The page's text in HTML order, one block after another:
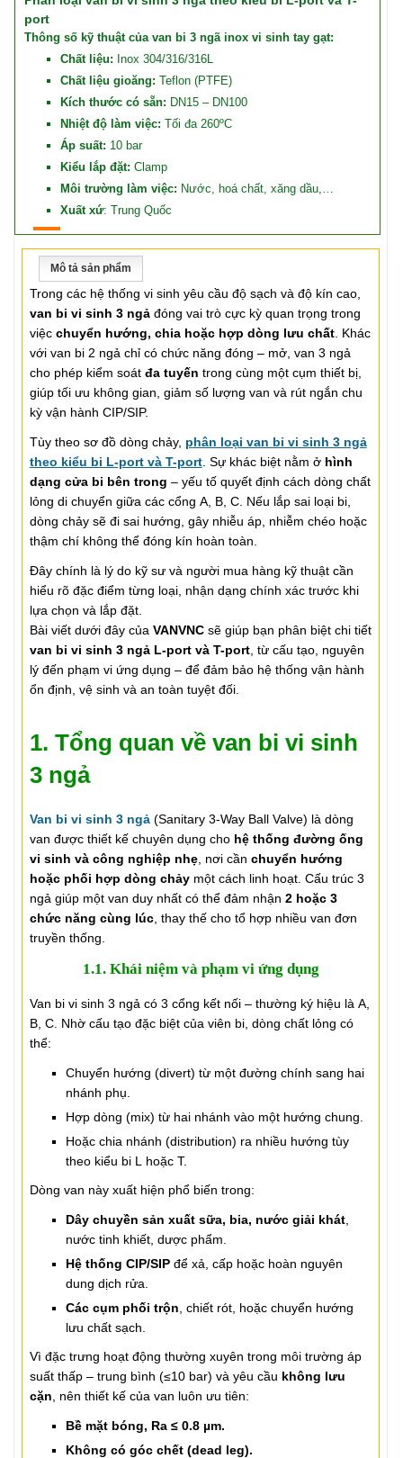
port
Thông số kỹ thuật của van bi 3 ngã inox vi sinh tay gạt:
Chất liệu: Inox 304/316/316L
Chất liệu gioăng: Teflon (PTFE)
Kích thước có sẵn: DN15 – DN100
Nhiệt độ làm việc: Tối đa 260ºC
Áp suất: 10 bar
Kiểu lắp đặt: Clamp
Môi trường làm việc: Nước, hoá chất, xăng dầu,…
Xuất xứ: Trung Quốc
Mô tả sản phẩm
Trong các hệ thống vi sinh yêu cầu độ sạch và độ kín cao,
van bi vi sinh 3 ngảđóng vai trò cực kỳ quan trọng trong
việc chuyển hướng, chia hoặc hợp dòng lưu chất. Khác
với van bi 2 ngả chỉ có chức năng đóng – mở, van 3 ngả
cho phép kiểm soát đa tuyến trong cùng một cụm thiết bị,
giúp tối ưu không gian, giảm số lượng van và rút ngắn chu
kỳ vận hành CIP/SIP.
Tùy theo sơ đồ dòng chảy, phân loại van bi vi sinh 3 ngả
theo kiểu bi L-port và T-port. Sự khác biệt nằm ở hình
dạng cửa bi bên trong – yếu tố quyết định cách dòng chất
lỏng di chuyển giữa các cổng A, B, C. Nếu lắp sai loại bi,
dòng chảy sẽ đi sai hướng, gây nhiễu áp, nhiễm chéo hoặc
thậm chí không thể đóng kín hoàn toàn.
Đây chính là lý do kỹ sư và người mua hàng kỹ thuật cần
hiểu rõ đặc điểm từng loại, nhận dạng chính xác trước khi
lựa chọn và lắp đặt.
Bài viết dưới đây của VANVNCsẽ giúp bạn phân biệt chi tiết
van bi vi sinh 3 ngả L-port và T-port, từ cấu tạo, nguyên
lý đến phạm vi ứng dụng – để đảm bảo hệ thống vận hành
ổn định, vệ sinh và an toàn tuyệt đối.
1. Tổng quan về van bi vi sinh
3 ngả
Van bi vi sinh 3 ngả(Sanitary 3-Way Ball Valve) là dòng
van được thiết kế chuyên dụng cho hệ thống đường ống
vi sinh và công nghiệp nhẹ, nơi cần chuyển hướng
hoặc phối hợp dòng chảymột cách linh hoạt. Cấu trúc 3
ngả giúp một van duy nhất có thể đảm nhận 2 hoặc 3
chức năng cùng lúc, thay thế cho tổ hợp nhiều van đơn
truyền thống.
1.1. Khái niệm và phạm vi ứng dụng
Van bi vi sinh 3 ngả có 3 cổng kết nối – thường ký hiệu là A,
B, C. Nhờ cấu tạo đặc biệt của viên bi, dòng chất lỏng có
thể:
Chuyển hướng (divert) từ một đường chính sang hai
nhánh phụ.
Hợp dòng (mix) từ hai nhánh vào một hướng chung.
Hoặc chia nhánh (distribution) ra nhiều hướng tùy
theo kiểu bi L hoặc T.
Dòng van này xuất hiện phổ biến trong:
Dây chuyền sản xuất sữa, bia, nước giải khát,
nước tinh khiết, dược phẩm.
Hệ thống CIP/SIPđể xả, cấp hoặc hoàn nguyên
dung dịch rửa.
Các cụm phối trộn , chiết rót, hoặc chuyển hướng
lưu chất sạch.
Vì đặc trưng hoạt động thường xuyên trong môi trường áp
suất thấp – trung bình (≤10 bar) và yêu cầu không lưu
cặn , nên thiết kế của van luôn ưu tiên:
Bề mặt bóng, Ra ≤ 0.8 µm.
Không có góc chết (dead leg).